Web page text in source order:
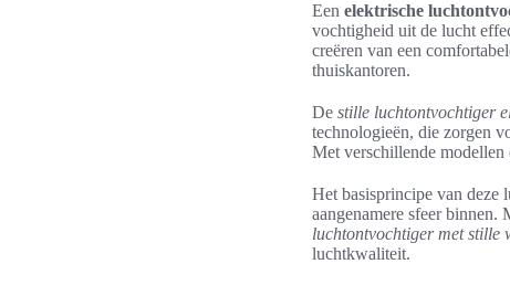
Een elektrische
vochtigheid uit de lucht
creëren van een
thuiskantoren.
De stille luchtontvochtiger
technologieën, die zorgen
Met verschillende modellen
Het basisprincipe van deze
aangenamere sfeer binnen.
luchtontvochtiger met stille
luchtkwaliteit.